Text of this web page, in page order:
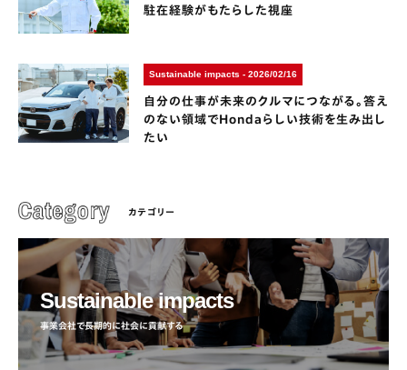
駐在経験がもたらした視座
Sustainable impacts - 2026/02/16
自分の仕事が未来のクルマにつながる。答え
のない領域でHondaらしい技術を生み出し
たい
カテゴリー
Sustainable impacts
事業会社で長期的に社会に貢献する